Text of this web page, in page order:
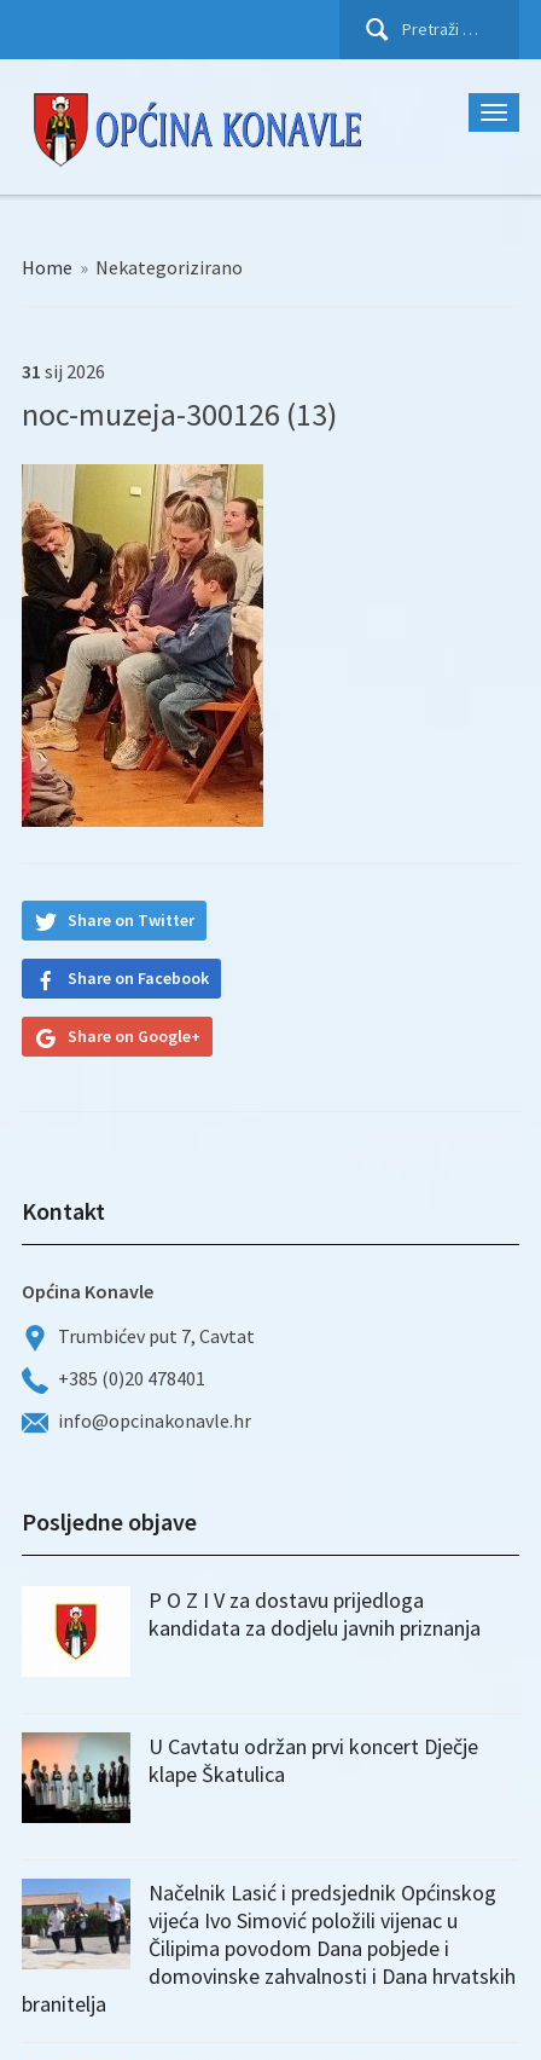
Pretraži:
Home » Nekategorizirano
31 sij 2026
noc-muzeja-300126 (13)
Share on Twitter
Share on Facebook
Share on Google+
Kontakt
Općina Konavle
Trumbićev put 7, Cavtat
+385 (0)20 478401
info@opcinakonavle.hr
Posljedne objave
P O Z I V za dostavu prijedloga
kandidata za dodjelu javnih priznanja
U Cavtatu održan prvi koncert Dječje
klape Škatulica
Načelnik Lasić i predsjednik Općinskog
vijeća Ivo Simović položili vijenac u
Čilipima povodom Dana pobjede i
domovinske zahvalnosti i Dana hrvatskih
branitelja